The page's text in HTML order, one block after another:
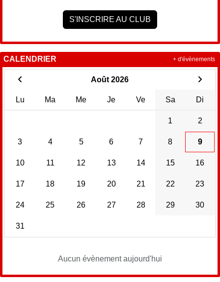
S'INSCRIRE AU CLUB
CALENDRIER
Août 2026
Lu Ma Me Je Ve Sa Di
1 2
3 4 5 6 7 8 9
10 11 12 13 14 15 16
17 18 19 20 21 22 23
24 25 26 27 28 29 30
31
Aucun évènement aujourd'hui
+ d'évènements